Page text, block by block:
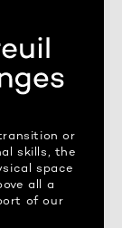
or
skills, the
space
all a
of our